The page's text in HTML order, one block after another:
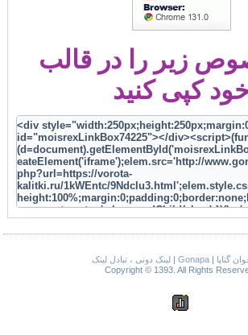
زیر را در قالب
کپی کنید
لینک دونی ، تبادل لینک| Gonapa|
گناپا
Copyright © 1393. All Rights